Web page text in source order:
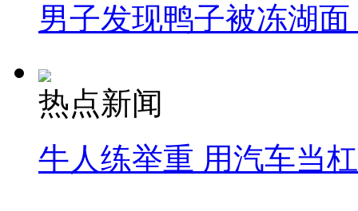
男子发现鸭子被冻湖
热点新闻
牛人练举重 用汽车当